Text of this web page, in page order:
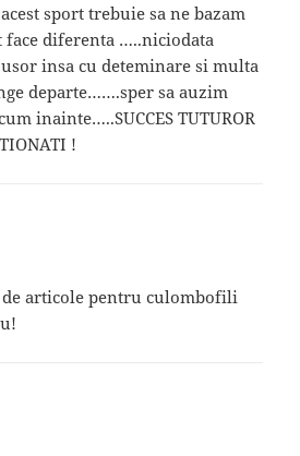
sport trebuie sa ne bazam
face diferenta …..niciodata
insa cu deteminare si multa
departe…….sper sa auzim
inainte…..SUCCES TUTUROR
!
de articole pentru culombofili